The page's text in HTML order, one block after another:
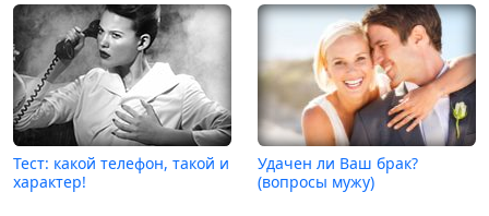
Тест: какой телефон, такой и
характер!
Удачен ли Ваш брак?
(вопросы мужу)